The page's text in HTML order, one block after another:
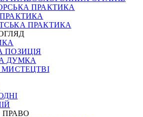
ПРАКТИКА
ПРАКТИКА
ПОЗИЦІЯ
ДУМКА